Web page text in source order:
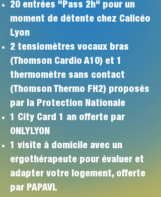
20 entrées "Pass 2h" pour un
moment de détente chez Calicéo
Lyon
2 tensiomètres vocaux bras
(Thomson Cardio A10) et 1
thermomètre sans contact
(Thomson Thermo FH2) proposés
par la Protection Nationale
1 City Card 1 an offerte par
ONLYLYON
1 visite à domicile avec un
ergothérapeute pour évaluer et
adapter votre logement, offerte
par PAPAVL